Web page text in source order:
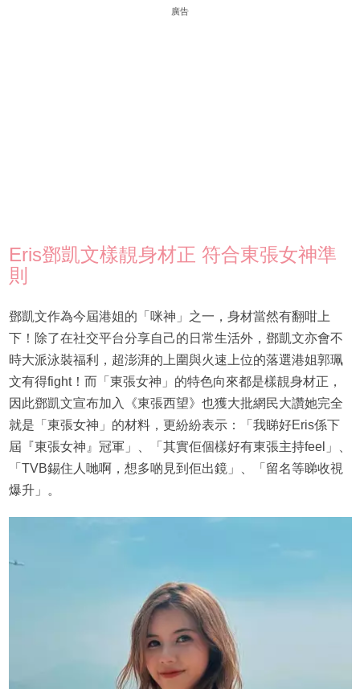
廣告
Eris鄧凱文樣靚身材正 符合東張女神準
則
鄧凱文作為今屆港姐的「咪神」之一，身材當然有翻咁上
下！除了在社交平台分享自己的日常生活外，鄧凱文亦會不
時大派泳裝福利，超澎湃的上圍與火速上位的落選港姐郭珮
文有得fight！而「東張女神」的特色向來都是樣靚身材正，
因此鄧凱文宣布加入《東張西望》也獲大批網民大讚她完全
就是「東張女神」的材料，更紛紛表示：「我睇好Eris係下
屆『東張女神』冠軍」、「其實佢個樣好有東張主持feel」、
「TVB錫住人哋啊，想多啲見到佢出鏡」、「留名等睇收視
爆升」。